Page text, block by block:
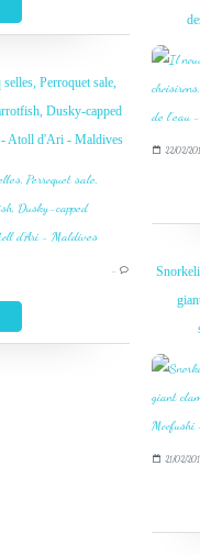
22/02/
Perroquet sale,
Dusky-capped
- Atoll d'Ari - Maldives
…
21/02/